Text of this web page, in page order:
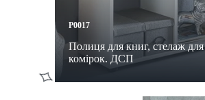
P0017
Полиця для книг, стелаж
комірок. ДСП